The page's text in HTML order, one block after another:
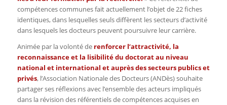
compétences communes fait actuellement l’objet de 22 fiches
identiques, dans lesquelles seuls diffèrent les secteurs d’activité
dans lesquels les docteurs peuvent poursuivre leur carrière.
Animée par la volonté derenforcer l’attractivité, la
reconnaissance et la lisibilité du doctorat au niveau
national et international et auprès des secteurs publics et
privés, l’Association Nationale des Docteurs (ANDès) souhaite
partager ses réflexions avec l’ensemble des acteurs impliqués
dans la révision des référentiels de compétences acquises en